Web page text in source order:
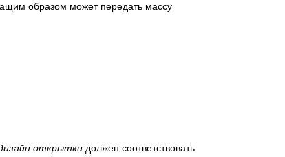
образом может передать массу
открытки должен соответствовать